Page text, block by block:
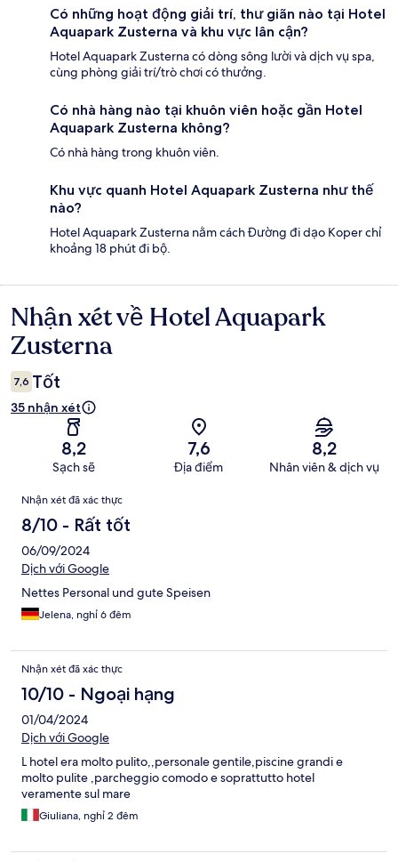
Có những hoạt động giải trí, thư giãn nào tại Hotel
Aquapark Zusterna và khu vực lân cận?
Hotel Aquapark Zusterna có dòng sông lười và dịch vụ spa,
cùng phòng giải trí/trò chơi có thưởng.
Có nhà hàng nào tại khuôn viên hoặc gần Hotel
Aquapark Zusterna không?
Có nhà hàng trong khuôn viên.
Khu vực quanh Hotel Aquapark Zusterna như thế
nào?
Hotel Aquapark Zusterna nằm cách Đường đi dạo Koper chỉ
khoảng 18 phút đi bộ.
Nhận
xét
Nhận xét về Hotel Aquapark
Zusterna
7,6 Tốt
35 nhận xét
8,2
Sạch sẽ
7,6
Địa điểm
8,2
Nhân viên & dịch vụ
Nhận
xét
Nhận xét đã xác thực
8/10 - Rất tốt
06/09/2024
Dịch với Google
Nettes Personal und gute Speisen
Jelena, nghỉ 6 đêm
Nhận xét đã xác thực
10/10 - Ngoại hạng
01/04/2024
Dịch với Google
L hotel era molto pulito,,personale gentile,piscine grandi e
molto pulite ,parcheggio comodo e soprattutto hotel
veramente sul mare
Giuliana, nghỉ 2 đêm